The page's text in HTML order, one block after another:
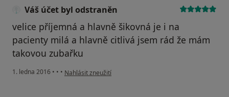
Váš účet byl odstraněn
velice příjemná a hlavně šikovná je i na
pacienty milá a hlavně citlivá jsem rád že mám
takovou zubařku
1. ledna 2016 • • • podle názoru uživatele Váš účet byl odstraněn
Nahlásit zneužití